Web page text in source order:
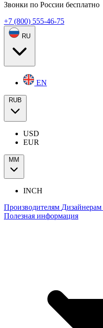
Звонки по России бесплатно
+7 (800) 555-46-75
RU
EN
RUB
USD
EUR
ММ
INCH
Производителям Дизайнерам
Полезная информация